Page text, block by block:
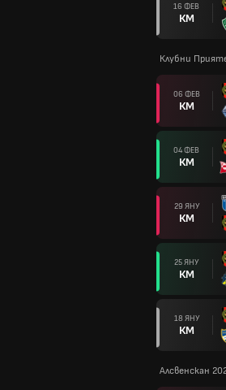
16 ФЕВ
КМ
Клубни
06 ФЕВ
КМ
04 ФЕВ
КМ
29 ЯНУ
КМ
25 ЯНУ
КМ
18 ЯНУ
КМ
Алсвенскан